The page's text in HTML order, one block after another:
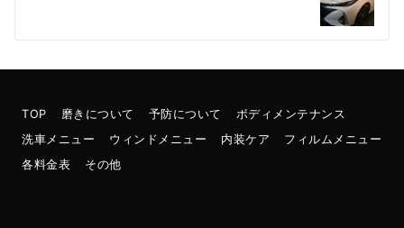
シ
ョ
ン
TOP 磨きについて 予防について
ボディメンテナンス
洗車メニュー
ウィンドメニュー 内装ケア
フィルムメニュー
各料金表
その他